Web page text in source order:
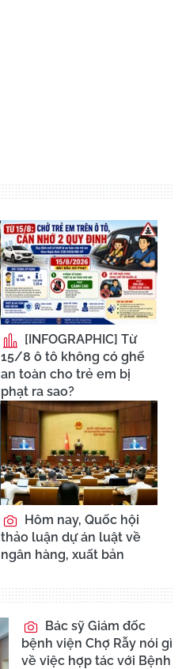
[INFOGRAPHIC] Từ
15/8 ô tô không có ghế
an toàn cho trẻ em bị
phạt ra sao?
Hôm nay, Quốc hội
thảo luận dự án luật về
ngân hàng, xuất bản
Bác sỹ Giám đốc
bệnh viện Chợ Rẫy nói gì
về việc hợp tác với Bệnh